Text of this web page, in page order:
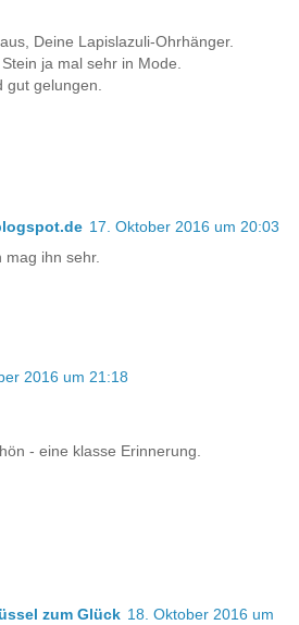
Deine Lapislazuli-Ohrhänger.
ja mal sehr in Mode.
gut gelungen.
17. Oktober 2016 um 20:03
mag ihn sehr.
2016 um 21:18
- eine klasse Erinnerung.
zum Glück 18. Oktober 2016 um